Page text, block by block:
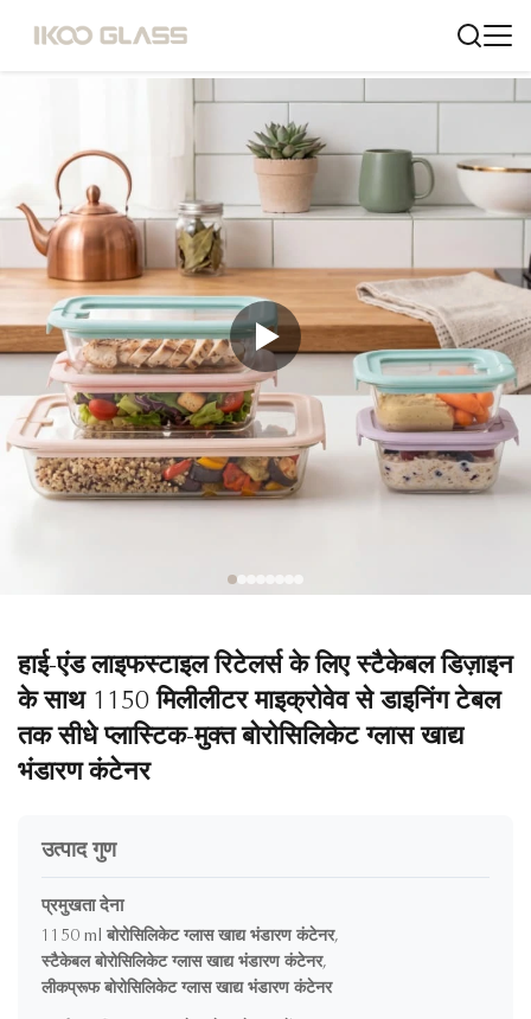
हाई-एंड लाइफस्टाइल रिटेलर्स के लिए स्टैकेबल डिज़ाइन
के साथ 1150 मिलीलीटर माइक्रोवेव से डाइनिंग टेबल
तक सीधे प्लास्टिक-मुक्त बोरोसिलिकेट ग्लास खाद्य
भंडारण कंटेनर
उत्पाद गुण
प्रमुखता देना
1150 ml बोरोसिलिकेट ग्लास खाद्य भंडारण कंटेनर,
स्टैकेबल बोरोसिलिकेट ग्लास खाद्य भंडारण कंटेनर,
लीकप्रूफ बोरोसिलिकेट ग्लास खाद्य भंडारण कंटेनर